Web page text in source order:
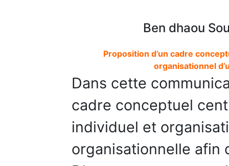
Ben dhaou
Proposition d’un cadre
organisationnel
Dans cette
cadre conceptuel
individuel et
organisationnelle afin